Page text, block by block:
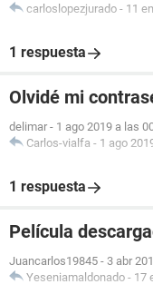
carloslopezjurado - 11
1 respuesta
Olvidé mi
delimar - 1 ago 2019 a las
Carlos-vialfa - 1 ago
1 respuesta
Película
Juancarlos19845 - 3 abr
Yeseniamaldonado - 17